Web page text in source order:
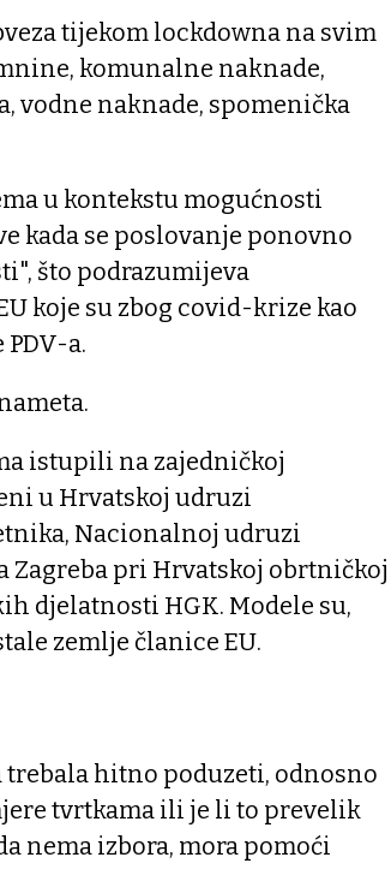
tijekom lockdowna na svim
komunalne naknade,
vodne naknade, spomenička
u kontekstu mogućnosti
kada se poslovanje ponovno
što podrazumijeva
koje su zbog covid-krize kao
a.
istupili na zajedničkoj
u Hrvatskoj udruzi
Nacionalnoj udruzi
pri Hrvatskoj obrtničkoj
djelatnosti HGK. Modele su,
zemlje članice EU.
trebala hitno poduzeti, odnosno
tvrtkama ili je li to prevelik
nema izbora, mora pomoći